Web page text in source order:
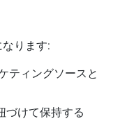
ります:
ティングソースと
づけて保持する